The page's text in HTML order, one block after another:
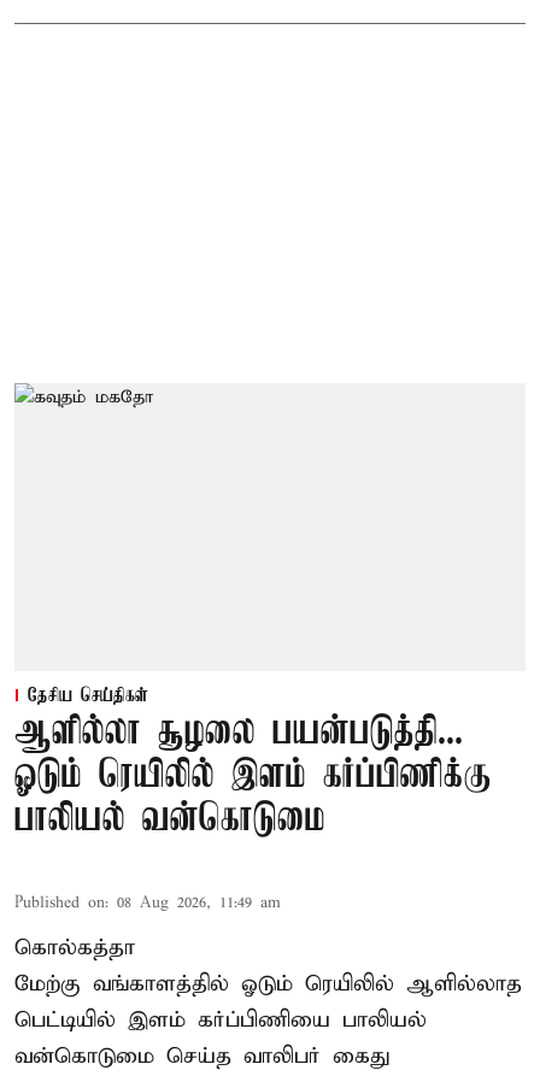
தேசிய செய்திகள்
ஆளில்லா சூழலை பயன்படுத்தி...
ஓடும் ரெயிலில் இளம் கர்ப்பிணிக்கு
பாலியல் வன்கொடுமை
Published on: 08 Aug 2026, 11:49 am
கொல்கத்தா
மேற்கு வங்காளத்தில் ஓடும் ரெயிலில் ஆளில்லாத
பெட்டியில் இளம் கர்ப்பிணியை பாலியல்
வன்கொடுமை செய்த வாலிபர் கைது